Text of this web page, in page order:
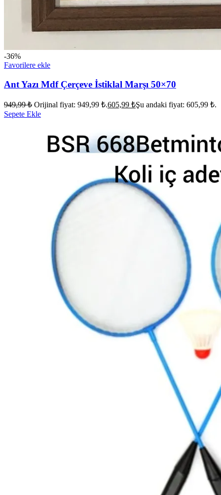
-36%
Favorilere ekle
Ant Yazı Mdf Çerçeve İstiklal Marşı 50×70
949,99₺ Orijinal fiyat: 949,99 ₺.605,99 ₺Şu andaki fiyat: 605,99 ₺.
Sepete Ekle